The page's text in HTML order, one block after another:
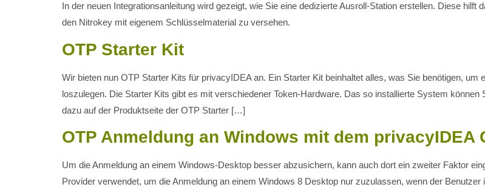
In der neuen Integrationsanleitung wird gezeigt, wie Sie eine dedizierte Ausroll-Station erstellen. Diese hilft
den Nitrokey mit eigenem Schlüsselmaterial zu versehen.
OTP Starter Kit
Wir bieten nun OTP Starter Kits für privacyIDEA an. Ein Starter Kit beinhaltet alles, was Sie benötigen,
loszulegen. Die Starter Kits gibt es mit verschiedener Token-Hardware. Das so installierte System
dazu auf der Produktseite der OTP Starter […]
OTP Anmeldung an Windows mit dem privacyIDEA
Um die Anmeldung an einem Windows-Desktop besser abzusichern, kann auch dort ein zweiter Faktor
Provider verwendet, um die Anmeldung an einem Windows 8 Desktop nur zuzulassen, wenn der